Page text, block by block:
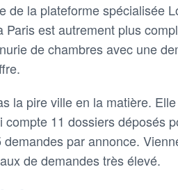
de la plateforme spécialisée
est autrement plus
de chambres avec une
la pire ville en la matière.
compte 11 dossiers déposés
par annonce.
de demandes très élevé.